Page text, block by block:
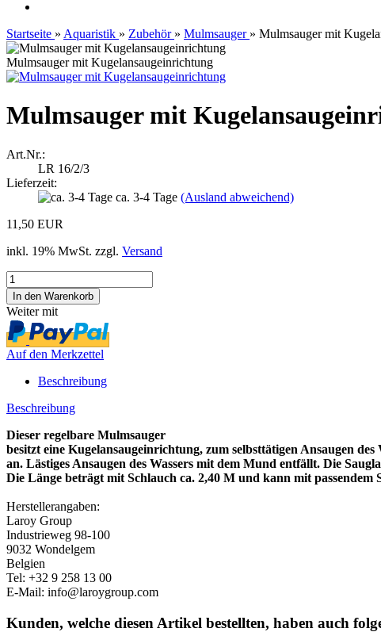
Startseite » Aquaristik » Zubehör » Mulmsauger » Mulmsauger mit
Mulmsauger mit Kugelansaugeinrichtung
Mulmsauger mit
Art.Nr.:
LR 16/2/3
Lieferzeit:
ca. 3-4 Tage (Ausland abweichend)
11,50 EUR
inkl. 19% MwSt. zzgl. Versand
Weiter mit
Auf den Merkzettel
Beschreibung
Beschreibung
Dieser regelbare Mulmsauger
besitzt eine Kugelansaugeinrichtung, zum selbsttätigen Ansaugen
an. Lästiges Ansaugen des Wassers mit dem Mund entfällt. Die
Die Länge beträgt mit Schlauch ca. 2,40 M und kann mit passendem
Herstellerangaben:
Laroy Group
Industrieweg 98-100
9032 Wondelgem
Belgien
Tel: +32 9 258 13 00
E-Mail: info@laroygroup.com
Kunden, welche diesen Artikel bestellten, haben auch